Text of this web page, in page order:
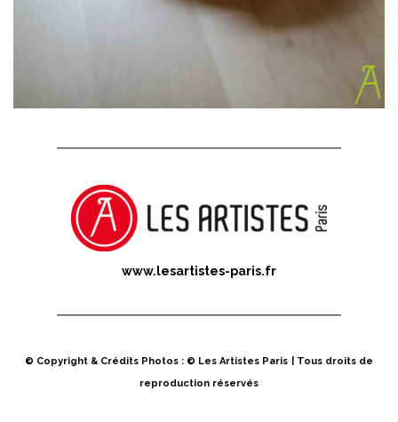
www.lesartistes-paris.fr
© Copyright & Crédits Photos : © Les Artistes Paris
| Tous droits de
reproduction réservés